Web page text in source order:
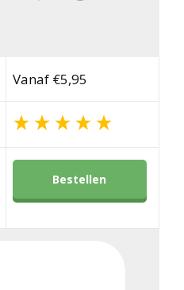
Vanaf €5,95
Bestellen